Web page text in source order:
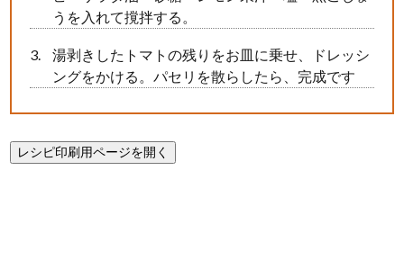
うを入れて撹拌する。
湯剥きしたトマトの残りをお皿に乗せ、ドレッシ
ングをかける。パセリを散らしたら、完成です